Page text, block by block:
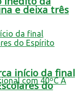
e deixa três
início da final
do